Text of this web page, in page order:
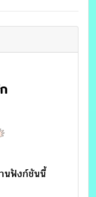
นฟังก์ชันนี้